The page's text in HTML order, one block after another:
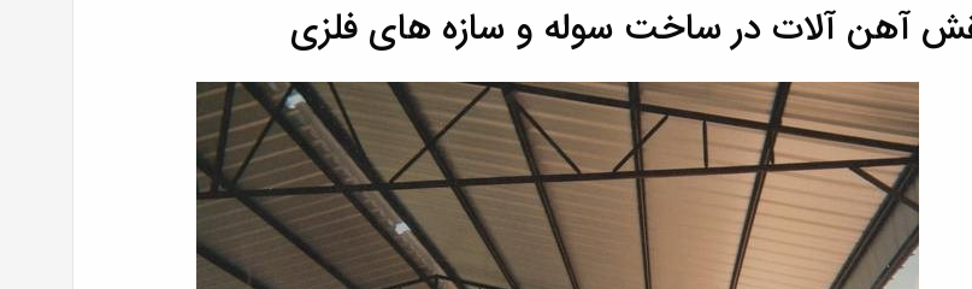
آهن آلات در ساخت سوله و سازه های فلزی